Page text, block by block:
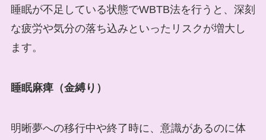
睡眠が不足している状態でWBTB法を行うと、深刻
な疲労や気分の落ち込みといったリスクが増大し
ます。
睡眠麻痺（金縛り）
明晰夢への移行中や終了時に、意識があるのに体